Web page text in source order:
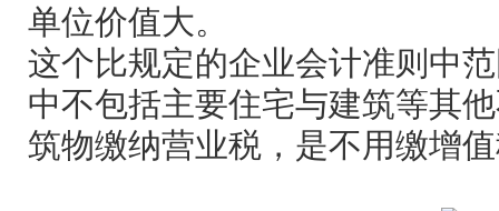
单位价值大。
这个比规定的企业会计准则中
中不包括主要住宅与建筑等其
筑物缴纳营业税，是不用缴增